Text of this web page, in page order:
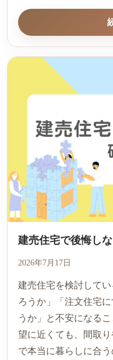
建売住宅で後悔し
2026年7月17日
建売住宅を検討して
ろうか」「注文住宅
うか」と不安になる
望に近くても、間取
で本当に暮らしに合